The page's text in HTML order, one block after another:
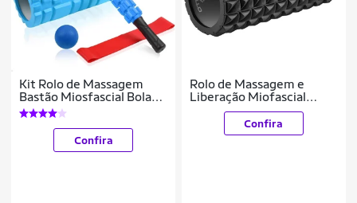
Kit Rolo de Massagem
Bastão Miosfascial Bola
Lacrosse Faixa Elástica
Band Bolsa Lorben
GT6320-BLConfira
Rolo de Massagem e
Liberação Miofascial
Preto Vollo
Confira